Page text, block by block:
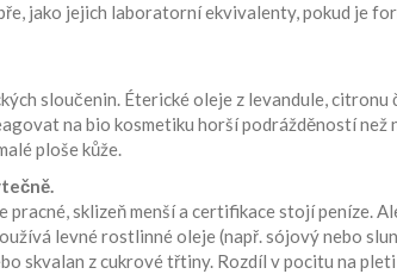
jako jejich laboratorní ekvivalenty, pokud je
sloučenin. Éterické oleje z levandule, citronu
na bio kosmetiku horší podrážděností než
ploše kůže.
sklizeň menší a certifikace stojí peníze.
levné rostlinné oleje (např. sójový nebo
skvalan z cukrové třtiny. Rozdíl v pocitu na